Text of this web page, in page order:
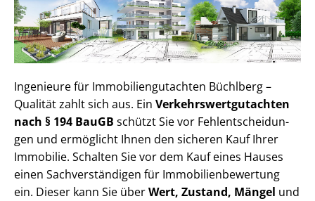
Ingenieure für Im­mo­bi­li­en­gut­ach­ten Büchlberg –
Qualität zahlt sich aus. Ein Ver­kehrs­wert­gut­ach­ten
nach § 194 BauGB schützt Sie vor Fehl­ent­schei­dun­
gen und ermöglicht Ihnen den sicheren Kauf Ihrer
Immobilie. Schalten Sie vor dem Kauf eines Hauses
einen Sach­ver­stän­di­gen für Im­mo­bi­li­en­be­wer­tung
ein. Dieser kann Sie überWert, Zustand, Mängel und